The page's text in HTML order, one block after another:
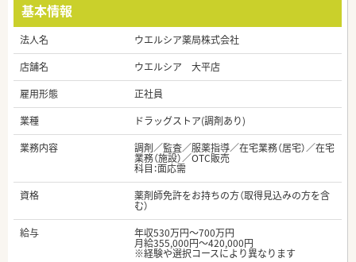
基本情報
法人名
ウエルシア薬局株式会社
店舗名
ウエルシア 大平店
雇用形態
正社員
業種
ドラッグストア(調剤あり)
業務内容
調剤／監査／服薬指導／在宅業務（居宅）／在宅
業務（施設）／OTC販売
科目：面応需
資格
薬剤師免許をお持ちの方（取得見込みの方を含
む）
給与
年収530万円～700万円
月給355,000円～420,000円
※経験や選択コースにより異なります